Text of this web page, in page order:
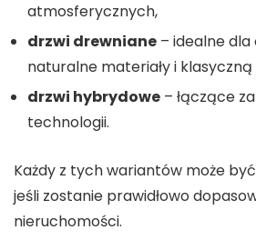
atmosferycznych,
drzwi drewniane – idealne
naturalne materiały i
drzwi hybrydowe – łączące
technologii.
Każdy z tych wariantów może
jeśli zostanie prawidłowo
nieruchomości.